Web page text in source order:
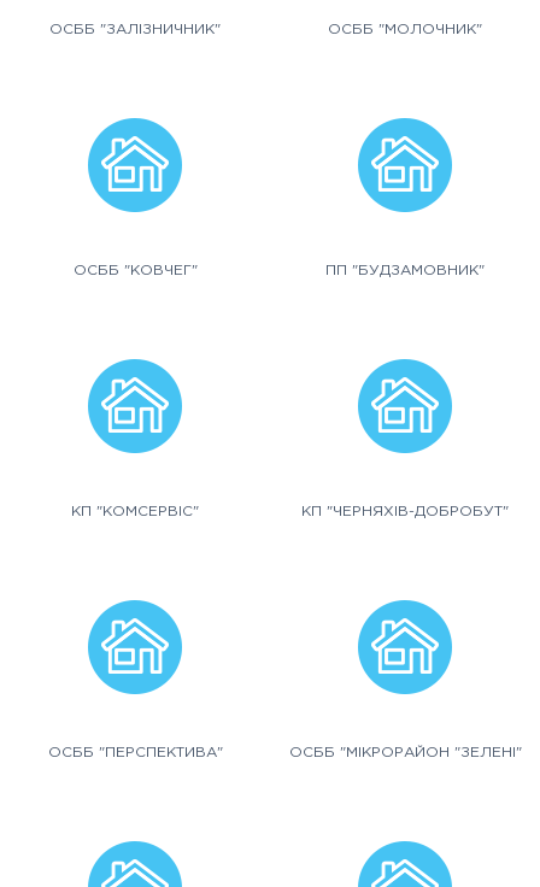
ОСББ "ЗАЛІЗНИЧНИК" ОСББ "МОЛОЧНИК"
ОСББ "КОВЧЕГ" ПП "БУДЗАМОВНИК"
КП "КОМСЕРВІС" КП "ЧЕРНЯХІВ-ДОБРОБУТ"
ОСББ "ПЕРСПЕКТИВА" ОСББ "МІКРОРАЙОН "ЗЕЛЕНІ"